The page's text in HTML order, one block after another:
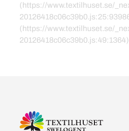
(https://www.textilhuset.se/
(https://www.textilhuset.se/
20126418c06c39b0.js:49:1364)
Kontakta oss